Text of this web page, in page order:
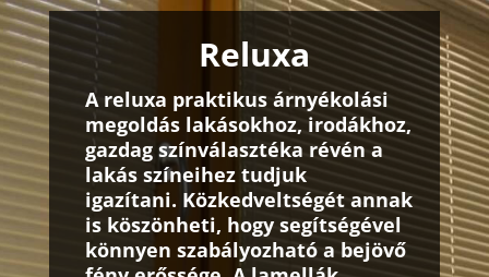
Reluxa
A reluxa praktikus árnyékolási
megoldás lakásokhoz, irodákhoz,
gazdag színválasztéka révén a
lakás színeihez tudjuk
igazítani. Közkedveltségét annak
is köszönheti, hogy segítségével
könnyen szabályozható a bejövő